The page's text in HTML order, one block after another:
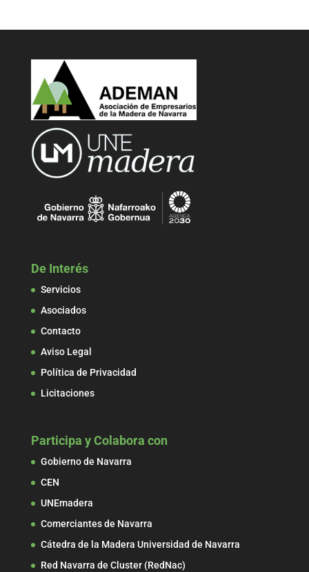
De Interés
Servicios
Asociados
Contacto
Aviso Legal
Política de Privacidad
Licitaciones
Participa y Colabora con
Gobierno de Navarra
CEN
UNEmadera
Comerciantes de Navarra
Cátedra de la Madera Universidad de Navarra
Red Navarra de Cluster (RedNac)